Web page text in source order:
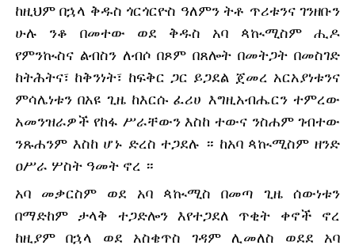
ከዚህም በኋላ ቅዱስ ጎርጎርዮስ ዓለምን ትቶ ጥሪቱንና ገንዘቡን
ሁሉ ንቆ በመተው ወደ ቅዱስ አባ ጳኲሚስም ሒዶ
የምንኲስና ልብስን ለብሶ በጾም በጸሎት በመትጋት በመስገድ
ከትሕትና፣ ከቅንነት፣ ከፍቅር ጋር ይጋደል ጀመረ አርአያነቱንና
ምሳሌነቱን በአዩ ጊዜ ከእርሱ ፈሪሀ እግዚአብሔርን ተምረው
አመንዝራዎች የከፋ ሥራቸውን እስከ ተውና ንስሐም ገብተው
ንጹሐንም እስከ ሆኑ ድረስ ተጋደሉ ። ከአባ ጳኲሚስም ዘንድ
ዐሥራ ሦስት ዓመት ኖረ ።
አባ መቃርስም ወደ አባ ጳኲሚስ በመጣ ጊዜ ሰውነቱን
በማድከም ታላቅ ተጋድሎን እየተጋደለ ጥቂት ቀኖች ኖረ
ከዚያም በኋላ ወደ አስቄጥስ ገዳም ሊመለስ ወደደ አባ